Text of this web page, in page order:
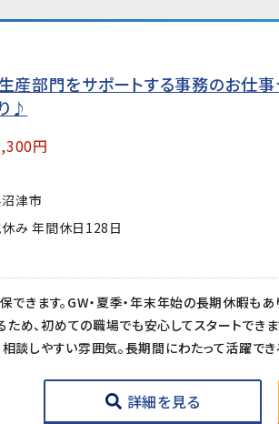
生産部門をサポートする事務のお
♪
円
津市
み 年間休日128日
できます。GW・夏季・年末年始の長期休暇も
め、初めての職場でも安心してスタートできま
詳細を見る